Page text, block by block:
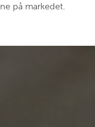
på markedet.